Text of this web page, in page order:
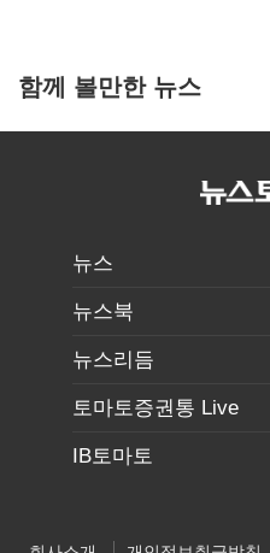
함께 볼만한 뉴스
뉴스
뉴스북
뉴스리듬
토마토증권통 Live
IB토마토